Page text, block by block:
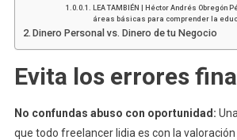
LEA TAMBIÉN | Héctor Andrés Obregón
áreas básicas para comprender la
Dinero Personal vs. Dinero de tu Negocio
Evita los errores
No confundas abuso con oportunidad:
que todo freelancer lidia es con la valoración